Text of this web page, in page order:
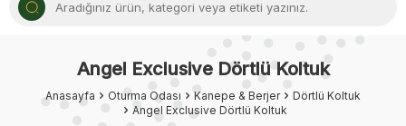
Angel Exclusive Dörtlü Koltuk
Anasayfa Oturma Odası Kanepe & Berjer
Dörtlü Koltuk
Angel Exclusive Dörtlü Koltuk